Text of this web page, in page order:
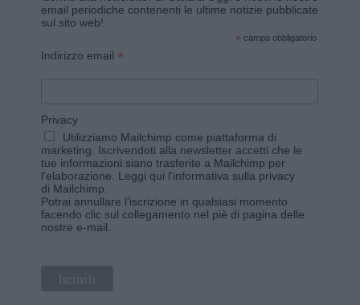
email periodiche contenenti le ultime notizie pubblicate
sul sito web!
* campo obbligatorio
Indirizzo email *
Privacy
Utilizziamo Mailchimp come piattaforma di
marketing. Iscrivendoti alla newsletter accetti che le
tue informazioni siano trasferite a Mailchimp per
l'elaborazione. Leggi qui l'informativa sulla privacy
di Mailchimp
Potrai annullare l'iscrizione in qualsiasi momento
facendo clic sul collegamento nel piè di pagina delle
nostre e-mail.